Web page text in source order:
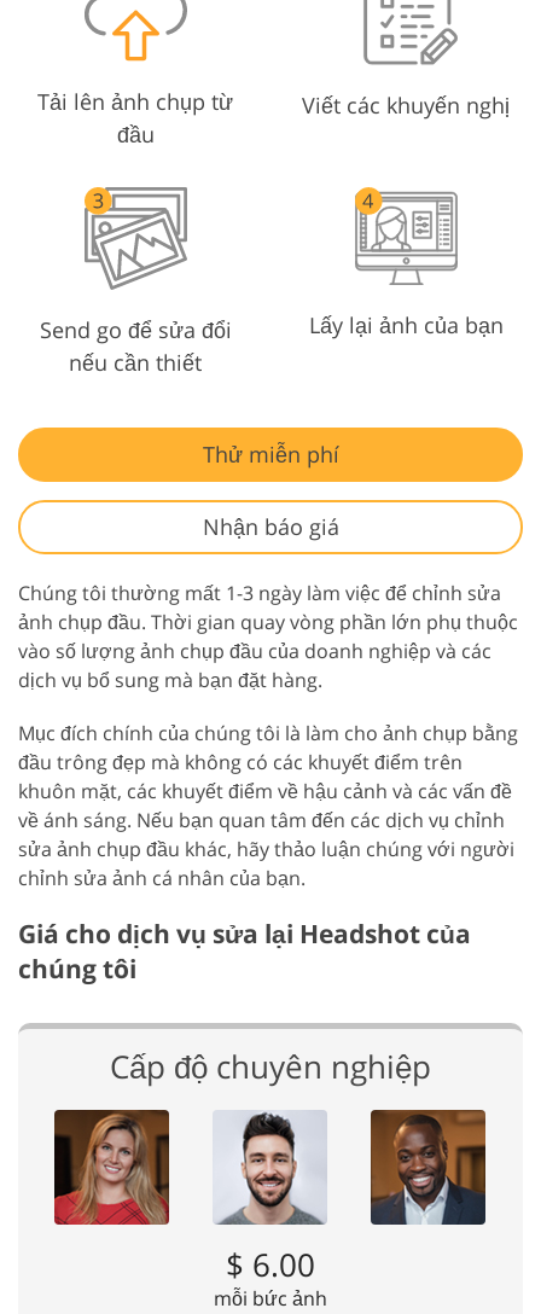
Tải lên ảnh chụp từ
đầu
Viết các khuyến nghị
Send go để sửa đổi
nếu cần thiết
Lấy lại ảnh của bạn
Thử miễn phí
Nhận báo giá
Chúng tôi thường mất 1-3 ngày làm việc để chỉnh sửa
ảnh chụp đầu. Thời gian quay vòng phần lớn phụ thuộc
vào số lượng ảnh chụp đầu của doanh nghiệp và các
dịch vụ bổ sung mà bạn đặt hàng.
Mục đích chính của chúng tôi là làm cho ảnh chụp bằng
đầu trông đẹp mà không có các khuyết điểm trên
khuôn mặt, các khuyết điểm về hậu cảnh và các vấn đề
về ánh sáng. Nếu bạn quan tâm đến các dịch vụ chỉnh
sửa ảnh chụp đầu khác, hãy thảo luận chúng với người
chỉnh sửa ảnh cá nhân của bạn.
Giá cho dịch vụ sửa lại Headshot của
chúng tôi
Cấp độ chuyên nghiệp
$ 6.00
mỗi bức ảnh